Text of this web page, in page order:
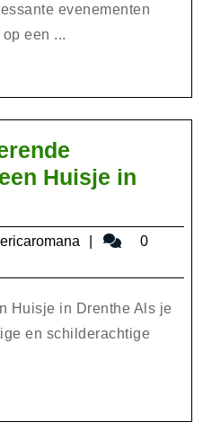
Hemelvaart
evenementen
een ...
Huisje in
bisericaromana
0
Huisje in Drenthe Als je
en schilderachtige